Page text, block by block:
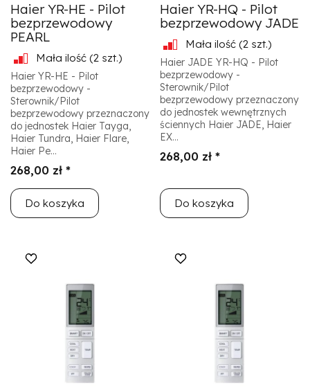
Haier YR-HE - Pilot
bezprzewodowy
PEARL
Mała ilość (2 szt.)
Haier YR-HE - Pilot
bezprzewodowy -
Sterownik/Pilot
bezprzewodowy przeznaczony
do jednostek Haier Tayga,
Haier Tundra, Haier Flare,
Haier Pe...
268,00 zł *
Do koszyka
Haier YR-HQ - Pilot
bezprzewodowy JADE
Mała ilość (2 szt.)
Haier JADE YR-HQ - Pilot
bezprzewodowy -
Sterownik/Pilot
bezprzewodowy przeznaczony
do jednostek wewnętrznych
ściennych Haier JADE, Haier
EX...
268,00 zł *
Do koszyka